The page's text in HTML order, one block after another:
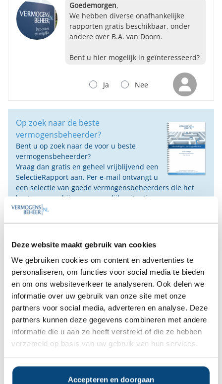
Deze website maakt gebruik van cookies
We gebruiken cookies om content en advertenties te
personaliseren, om functies voor social media te bieden
en om ons websiteverkeer te analyseren. Ook delen we
informatie over uw gebruik van onze site met onze
partners voor social media, adverteren en analyse. Deze
partners kunnen deze gegevens combineren met andere
informatie die u aan ze heeft verstrekt of die ze hebben
verzameld op basis van uw gebruik van hun services.
Accepteren en doorgaan
Goedemorgen,
We hebben diverse onafhankelijke
rapporten gratis beschikbaar, onder
andere over B.A. van Doorn.
Bent u hier mogelijk in geïnteresseerd?
Nee
Ja
Op zoek naar de beste
vermogensbeheerder?
Bent u op zoek naar de voor u beste
vermogensbeheerder?
Vraag dan gratis en geheel vrijblijvend een
SelectieRapport aan. Per e-mail ontvangt u
een selectie van goede vermogensbeheerders die het
beste passen bij uw persoonlijke situatie, wensen en
voorkeuren.
Anderen bekeken ook:
Vanaf
€1.000.000
Vanaf
€1.000.000
Vanaf
€1.000.000
Vanaf
€1.000.000